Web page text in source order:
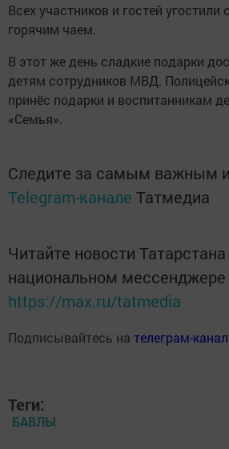
Всех участников и гостей угостили
горячим чаем.
В этот же день сладкие подарки
детям сотрудников МВД.
принёс подарки и воспитанникам
«Семья».
Следите за самым важным
Telegram-канале Татмедиа
Читайте новости Татарстана
национальном
https://max.ru/tatmedia
Подписывайтесь на телеграм-
Теги:
БАВЛЫ